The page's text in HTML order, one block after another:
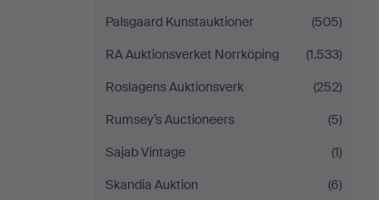
Palsgaard Kunstauktioner
(505)
RA Auktionsverket Norrköping
(1.533)
Roslagens Auktionsverk
(252)
Rumsey’s Auctioneers
(5)
Sajab Vintage
(1)
Skandia Auktion
(6)